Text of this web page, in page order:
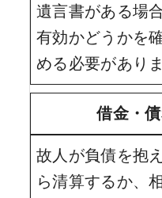
遺言書がある場
有効かどうかを
める必要がありま
借金・
故人が負債を抱
ら清算するか、